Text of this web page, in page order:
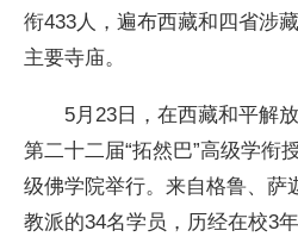
衔433人，遍布西藏和四省涉
主要寺庙。
5月23日，在西藏和平解放
第二十二届“拓然巴”高级学衔
级佛学院举行。来自格鲁、萨
教派的34名学员，历经在校3